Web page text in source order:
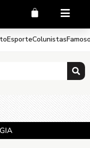
EsporteColunistas